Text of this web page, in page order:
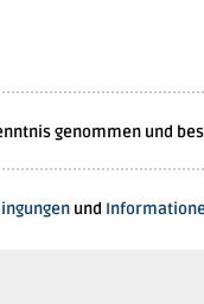
genommen und
und